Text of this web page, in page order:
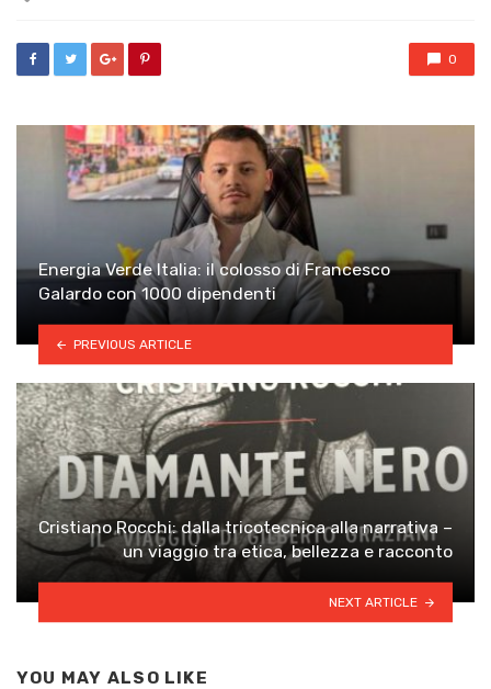
0
Energia Verde Italia: il colosso di Francesco
Galardo con 1000 dipendenti
PREVIOUS ARTICLE
Cristiano Rocchi: dalla tricotecnica alla narrativa –
un viaggio tra etica, bellezza e racconto
NEXT ARTICLE
YOU MAY ALSO LIKE